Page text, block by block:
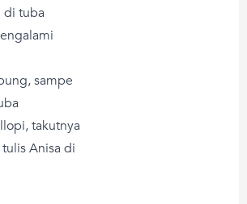
di tuba
sampe
takutnya
Anisa di